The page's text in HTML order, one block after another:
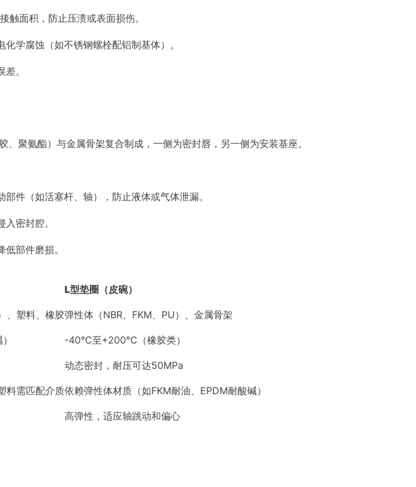
触面积，防止压溃或表面损伤。
学腐蚀（如不锈钢螺栓配铝制基体）。
。
、聚氨酯）与金属骨架复合制成，一侧为密封唇，另一侧为安装基座。
件（如活塞杆、轴），防止液体或气体泄漏。
密封腔。
部件磨损。
L型垫圈（皮碗）
、塑料、橡胶弹性体（NBR、FKM、PU）、金属骨架
-40°C至+200°C（橡胶类）
动态密封，耐压可达50MPa
料需匹配介质依赖弹性体材质（如FKM耐油、EPDM耐酸碱）
高弹性，适应轴跳动和偏心